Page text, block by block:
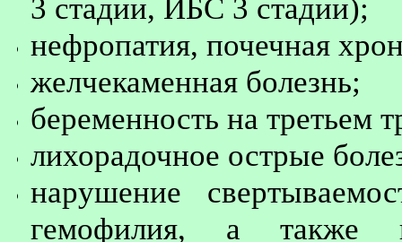
3 стадии, ИБС 3 стадии);
нефропатия, почечная
желчекаменная болезнь;
беременность на третьем
лихорадочное острые
нарушение
гемофилия, а также